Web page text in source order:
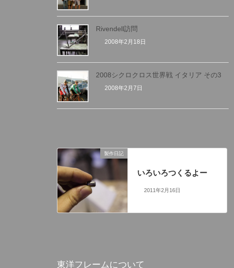
Rivendell訪問
2008年2月18日
2008シクロクロス世界戦 イタリア その3
2008年2月7日
製作日記
いろいろつくるよー
2011年2月16日
東洋フレームについて